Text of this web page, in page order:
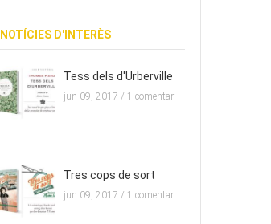
NOTÍCIES D'INTERÈS
Tess dels d'Urberville
jun 09, 2017 / 1 comentari
Tres cops de sort
jun 09, 2017 / 1 comentari